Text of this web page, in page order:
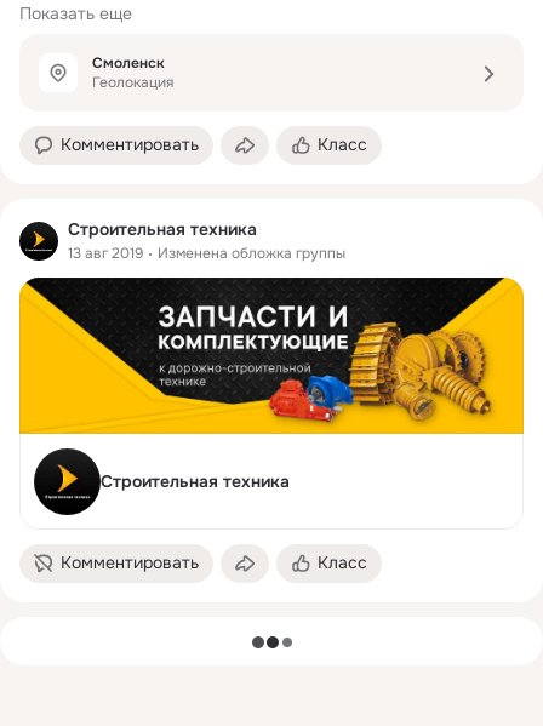
Показать еще
Смоленск
Геолокация
Комментировать Класс
Строительная техника
13 авг 2019 Изменена обложка группы
Строительная техника
Комментировать Класс